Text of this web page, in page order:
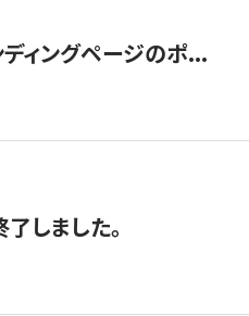
ディングページのポ...
しました。